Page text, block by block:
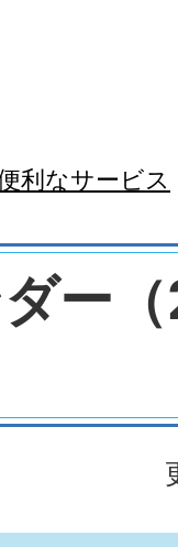
利なサービス
ー